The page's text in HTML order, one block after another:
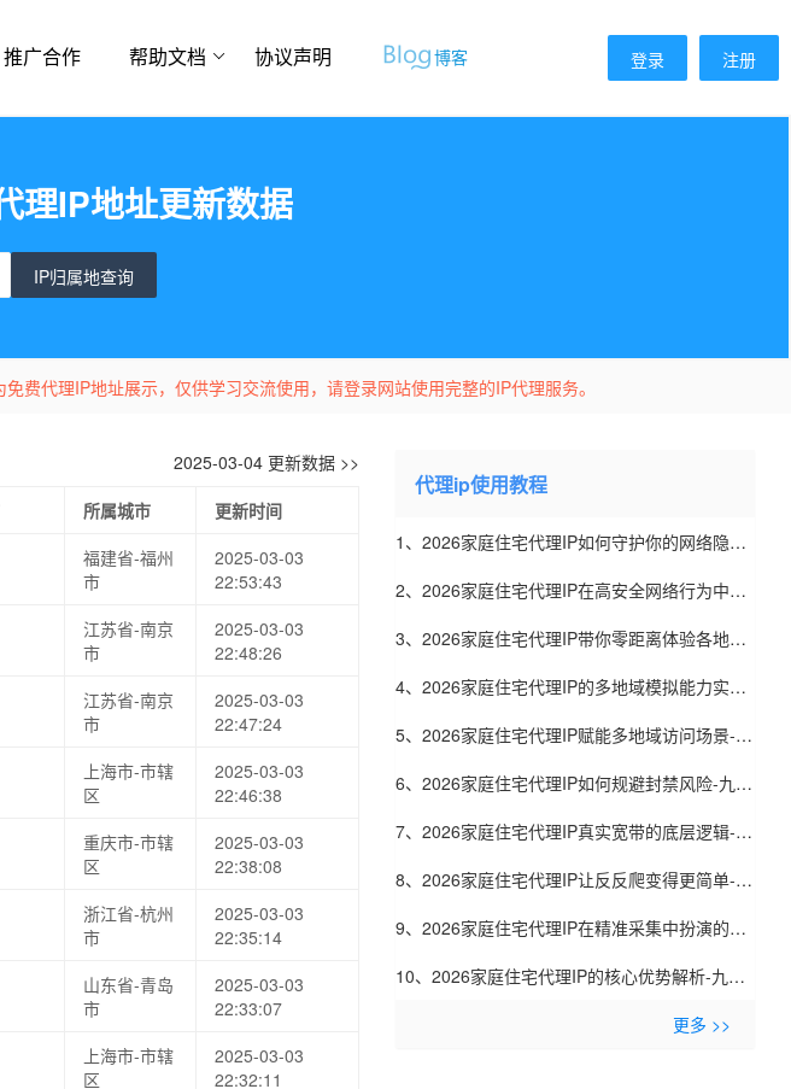
推广合作 帮助文档 协议声明 博客 登录 注册
理IP地址更新数据
IP归属地查询
费代理IP地址展示，仅供学习交流使用，请登录网站使用完整的IP代理服务。
2025-03-04 更新数据 >>
所属城市 更新时间
福建省-福州
市
2025-03-03
22:53:43
江苏省-南京
市
2025-03-03
22:48:26
江苏省-南京
市
2025-03-03
22:47:24
上海市-市辖
区
2025-03-03
22:46:38
重庆市-市辖
区
2025-03-03
22:38:08
浙江省-杭州
市
2025-03-03
22:35:14
山东省-青岛
市
2025-03-03
22:33:07
上海市-市辖
区
2025-03-03
22:32:11
代理ip使用教程
1、2026家庭住宅代理IP如何守护你的网络隐私-
九零代理
2、2026家庭住宅代理IP在高安全网络行为中的
价值-九零代理
3、2026家庭住宅代理IP带你零距离体验各地网
络-九零代理
4、2026家庭住宅代理IP的多地域模拟能力实测-
九零代理
5、2026家庭住宅代理IP赋能多地域访问场景-九
零代理
6、2026家庭住宅代理IP如何规避封禁风险-九零
代理
7、2026家庭住宅代理IP真实宽带的底层逻辑-九
零代理
8、2026家庭住宅代理IP让反反爬变得更简单-九
零代理
9、2026家庭住宅代理IP在精准采集中扮演的角
色-九零代理
10、2026家庭住宅代理IP的核心优势解析-九零
更多 >>